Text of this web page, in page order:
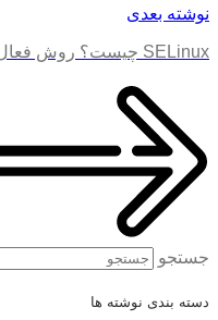
نوشته بعدی
SELinux چیست؟ روش فعال و غیرفعال کردن SELinux
جستجو
دسته بندی نوشته ها